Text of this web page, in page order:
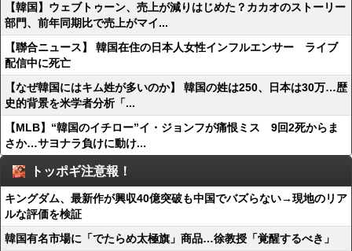
【韓国】ウェブトゥーン、売上が減りはじめた？カカオのストーリー
部門、前年同期比で売上がマイ...
【聯合ニュース】 韓国在住の日本人女性インフルエンサー ライブ
配信中に死亡
【なぜ韓国にはキム姓が多いのか】 韓国の姓は250、日本は30万…歴
史的背景を米学者分析「...
【MLB】“韓国のイチロー”イ・ジョンフが痛恨ミス 9回2死からま
さか…サヨナラ負けに動け...
トッポギ注意報！
キングダム、最新作が興収40億突破も中国でバズらない→現地のリア
ルな評価を検証
韓国有名市場に「でたらめ太極旗」商品…徐教授「覚醒するべき」